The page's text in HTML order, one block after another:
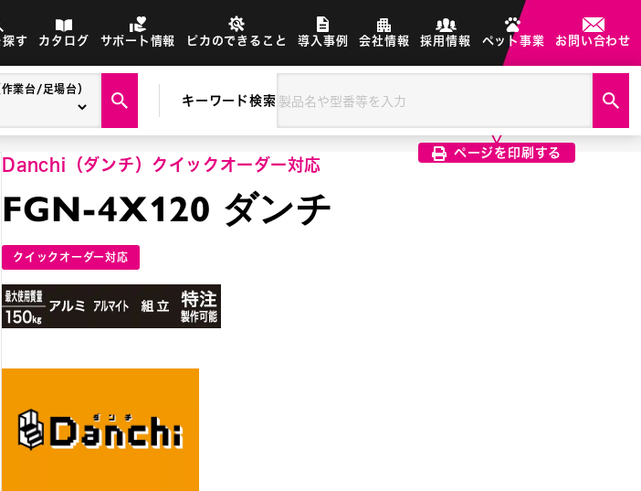
探す カタログ サポート情報 ピカのできること 導入事例 会社情報 採用情報 ペット事業 お問い合わせ
業台/足場台）
キーワード検索
ページを印刷する
FGN-4X120 ダンチ
Danchi（ダンチ） クイックオーダー対応
クイックオーダー対応